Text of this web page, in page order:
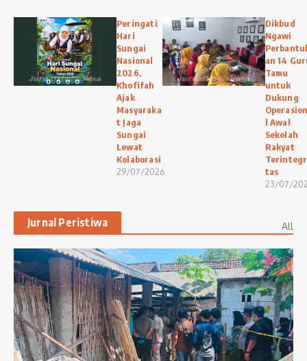
Peringati
Hari
Sungai
Nasional
2026,
Khofifah
Ajak
Masyaraka
t Jaga
Sungai
Lewat
Kolaborasi
29/07/2026
Dikbud
Ngawi
an 14
Tamu
untuk
Dukung
l Awal
Sekolah
Rakyat
tas
23/07/
Jurnal Peristiwa All